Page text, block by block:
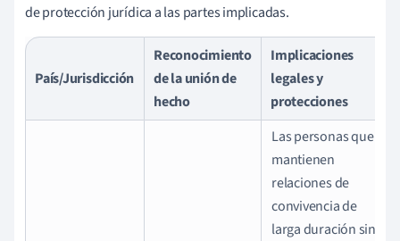
de protección jurídica a las partes implicadas.
País/Jurisdicción
Reconocimiento
de la unión de
hecho
Implicaciones
legales y
protecciones
Las personas que
mantienen
relaciones de
convivencia de
larga duración sin